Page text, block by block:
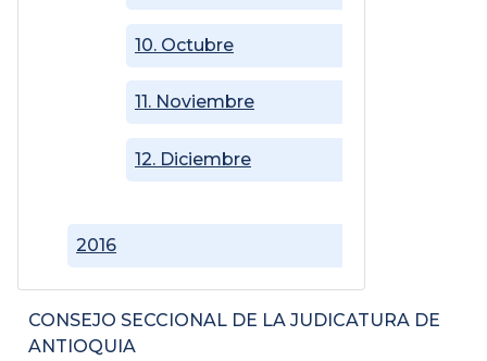
2016
10. Octubre
11. Noviembre
12. Diciembre
CONSEJO SECCIONAL DE LA JUDICATURA DE
ANTIOQUIA